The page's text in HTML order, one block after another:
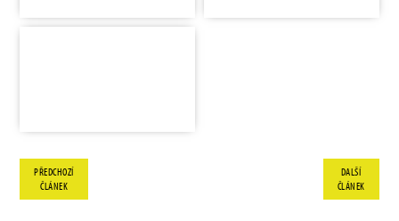
DALŠÍ
ČLÁNEK
PŘEDCHOZÍ
ČLÁNEK